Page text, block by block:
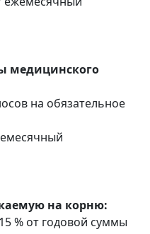
медицинского
на обязательное
на корню:
% от годовой суммы